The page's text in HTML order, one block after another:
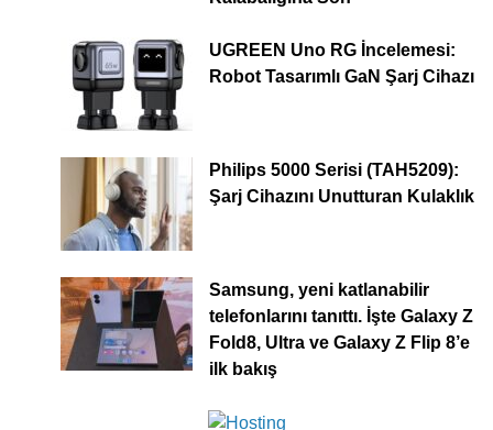
UGREEN Uno RG İncelemesi:
Robot Tasarımlı GaN Şarj Cihazı
Philips 5000 Serisi (TAH5209):
Şarj Cihazını Unutturan Kulaklık
Samsung, yeni katlanabilir
telefonlarını tanıttı. İşte Galaxy Z
Fold8, Ultra ve Galaxy Z Flip 8’e
ilk bakış